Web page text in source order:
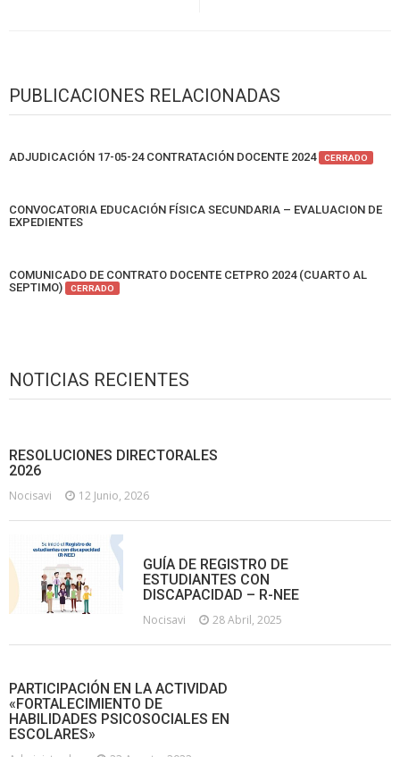
PUBLICACIONES RELACIONADAS
ADJUDICACIÓN 17-05-24 CONTRATACIÓN DOCENTE 2024 CERRADO
CONVOCATORIA EDUCACIÓN FÍSICA SECUNDARIA – EVALUACION DE
EXPEDIENTES
COMUNICADO DE CONTRATO DOCENTE CETPRO 2024 (CUARTO AL
SEPTIMO)
CERRADO
NOTICIAS RECIENTES
RESOLUCIONES DIRECTORALES
2026
Nocisavi 12 Junio, 2026
GUÍA DE REGISTRO DE
ESTUDIANTES CON
DISCAPACIDAD – R-NEE
Nocisavi 28 Abril, 2025
PARTICIPACIÓN EN LA ACTIVIDAD
«FORTALECIMIENTO DE
HABILIDADES PSICOSOCIALES EN
ESCOLARES»